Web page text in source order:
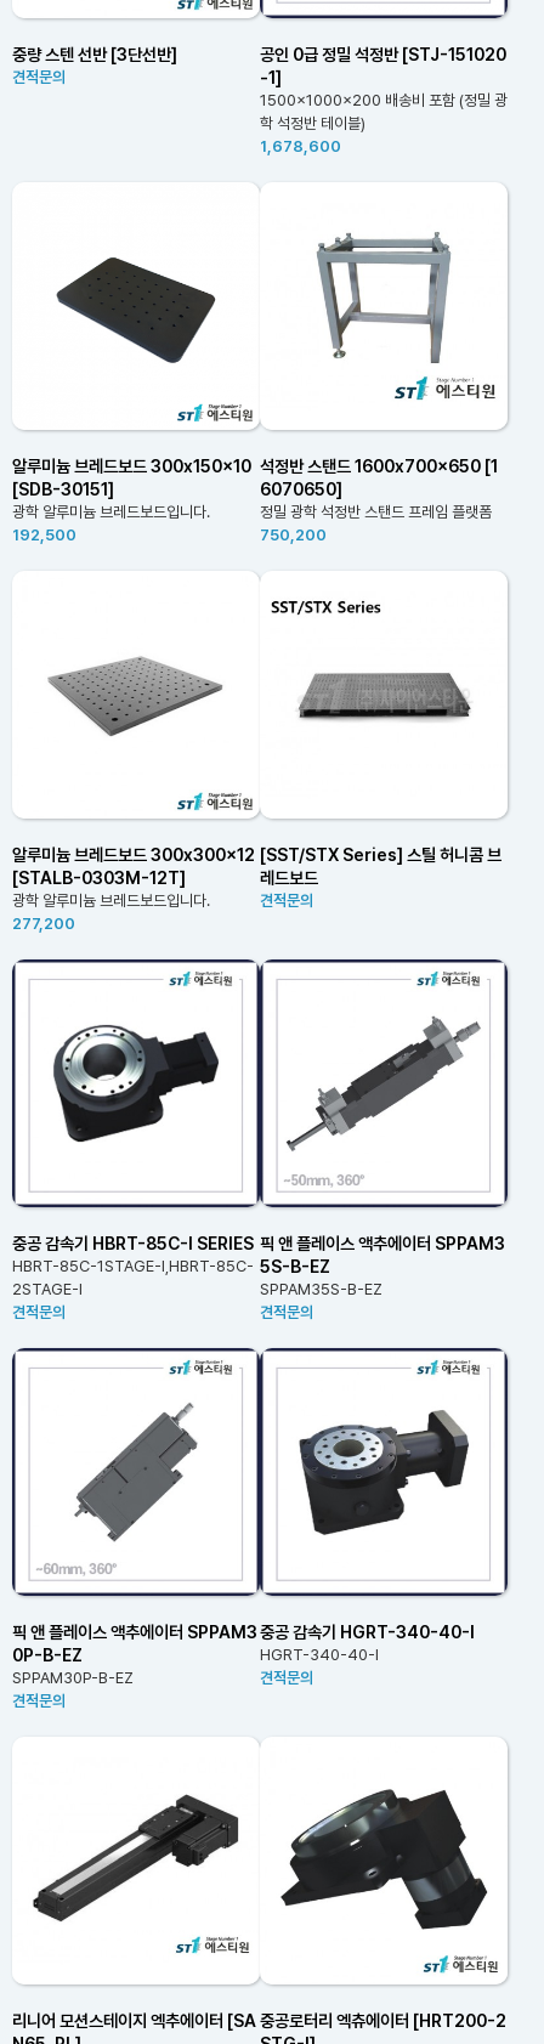
중량 스텐 선반 [3단선반]
견적문의
공인 0급 정밀 석정반 [STJ-151020
-1]
1500x1000x200 배송비 포함 (정밀 광
학 석정반 테이블)
1,678,600
알루미늄 브레드보드 300x150x10
[SDB-30151]
광학 알루미늄 브레드보드입니다.
192,500
석정반 스탠드 1600x700x650 [1
6070650]
정밀 광학 석정반 스탠드 프레임 플랫폼
750,200
알루미늄 브레드보드 300x300x12
[STALB-0303M-12T]
광학 알루미늄 브레드보드입니다.
277,200
[SST/STX Series] 스틸 허니콤 브
레드보드
견적문의
중공 감속기 HBRT-85C-I SERIES
HBRT-85C-1STAGE-I,HBRT-85C-
2STAGE-I
견적문의
픽 앤 플레이스 액추에이터 SPPAM3
5S-B-EZ
SPPAM35S-B-EZ
견적문의
픽 앤 플레이스 액추에이터 SPPAM3
0P-B-EZ
SPPAM30P-B-EZ
견적문의
중공 감속기 HGRT-340-40-I
HGRT-340-40-I
견적문의
리니어 모션스테이지 엑추에이터 [SA중공로터리 엑츄에이터 [HRT200-2